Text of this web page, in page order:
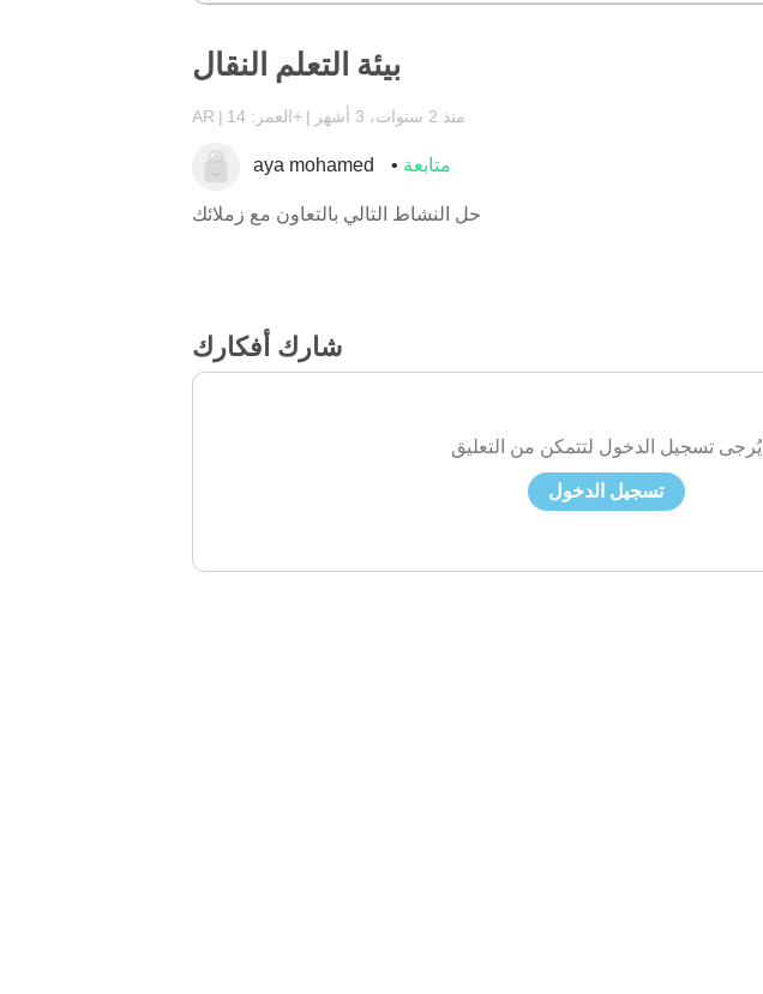
بيئة التعلم النقال
AR العمر: 14+ منذ 2 سنوات، 3 أشهر
aya mohamed متابعة
حل النشاط التالي بالتعاون مع زملائك
شارك أفكارك
يُرجى تسجيل الدخول لتتمكن من التعليق
تسجيل الدخول